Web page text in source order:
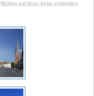
Widget auf Ihrer Seite einbinden